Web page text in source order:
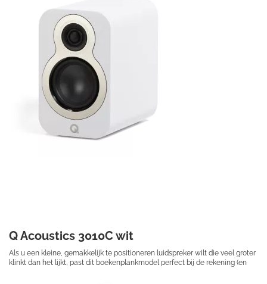
Prijs per stuk
Q Acoustics 3010C wit
Als u een kleine, gemakkelijk te positioneren luidspreker wilt die veel groter
klinkt dan het lijkt, past dit boekenplankmodel perfect bij de rekening (en